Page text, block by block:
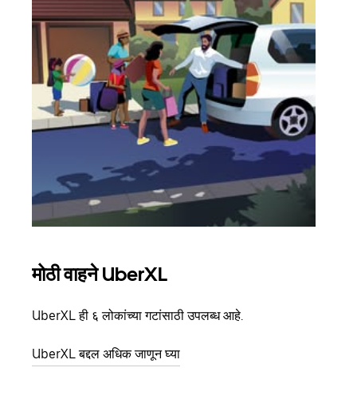
मोठी वाहने UberXL
UberXL ही ६ लोकांच्या गटांसाठी उपलब्ध आहे.
UberXL बद्दल अधिक जाणून घ्या